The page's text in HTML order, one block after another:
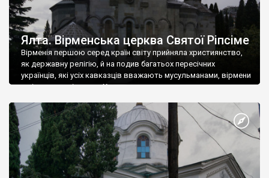
Ялта. Вірменська церква Святої Ріпсіме
Вірменія першою серед країн світу прийняла християнство,
як державну релігію, й на подив багатьох пересічних
українців, які усіх кавказців вважають мусульманами, вірмени
є відданими вірянами Христа